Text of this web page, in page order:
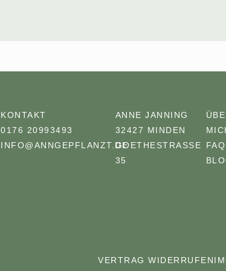
KONTAKT
0176 20993493
INFO@ANNGEPFLANZT.DE
ANNE JANNING
32427 MINDEN
GOETHESTRASSE 3
5
FAQ
VERTRAG WIDERRUFEN